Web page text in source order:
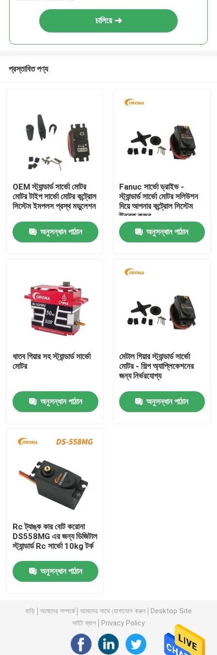
আমাদের সম্পর্কে
কারখানা ভ্রমণ
মান নিয়ন্ত্রণ
যোগাযোগ করুন
স্ট্যান্ডার্ড সার্ভো মোটর
চালিয়ে
প্রস্তাবিত পণ্য
OEM স্ট্যান্ডার্ড সার্ভো মোটর
মোটর টাইপ সার্ভো মোটর কন্ট্রোল
সিস্টেম ইমপলস প্রস্থ মডুলেশন
অনুসন্ধান পাঠান
Fanuc সার্ভো ড্রাইভ -
স্ট্যান্ডার্ড সার্ভো মোটর সলিউশন
দিয়ে আপনার কন্ট্রোল সিস্টেম
উন্নত করুন
অনুসন্ধান পাঠান
ধাতব গিয়ার সহ স্ট্যান্ডার্ড সার্ভো
মোটর
অনুসন্ধান পাঠান
মেটাল গিয়ার স্ট্যান্ডার্ড সার্ভো
মোটর - শিল্প অ্যাপ্লিকেশনের
জন্য নির্ভরযোগ্য
অনুসন্ধান পাঠান
Rc ট্যাঙ্ক কার বোট করোনা
DS558MG এর জন্য ডিজিটাল
স্ট্যান্ডার্ড Rc সার্ভো 10kg টর্ক
অনুসন্ধান পাঠান
বাড়ি আমাদের সম্পর্কে আমাদের সাথে যোগাযোগ করুন
Desktop Site
সাইট ম্যাপ
Privacy Policy